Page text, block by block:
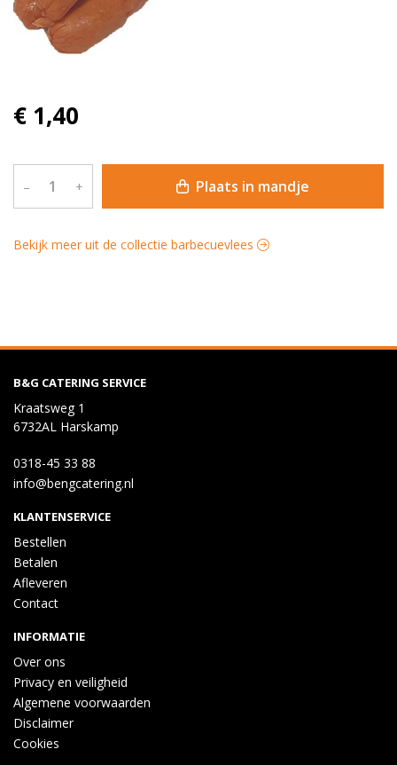
€ 1,40
– + Plaats in mandje
Bekijk meer uit de collectie barbecuevlees
B&G CATERING SERVICE
Kraatsweg 1
6732AL Harskamp
0318-45 33 88
info@bengcatering.nl
KLANTENSERVICE
Bestellen
Betalen
Afleveren
Contact
INFORMATIE
Over ons
Privacy en veiligheid
Algemene voorwaarden
Disclaimer
Cookies